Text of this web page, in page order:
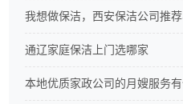
我想做保洁，西安保洁公司推
通辽家庭保洁上门选哪家
本地优质家政公司的月嫂服务有